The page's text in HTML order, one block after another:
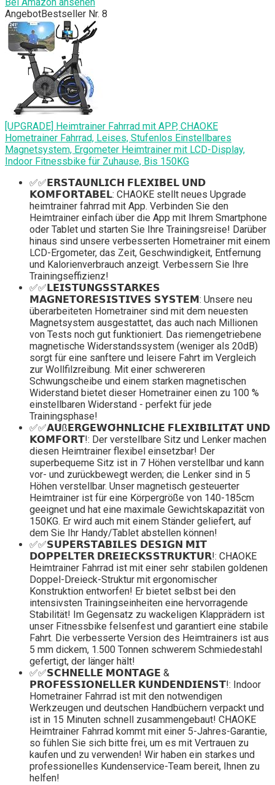
AngebotBestseller Nr. 8
[UPGRADE] Heimtrainer Fahrrad mit APP, CHAOKE
Hometrainer Fahrrad, Leises, Stufenlos Einstellbares
Magnetsystem, Ergometer Heimtrainer mit LCD-Display,
Indoor Fitnessbike für Zuhause, Bis 150KG
✅✅𝗘𝗥𝗦𝗧𝗔𝗨𝗡𝗟𝗜𝗖𝗛 𝗙𝗟𝗘𝗫𝗜𝗕𝗘𝗟 𝗨𝗡𝗗
𝗞𝗢𝗠𝗙𝗢𝗥𝗧𝗔𝗕𝗘𝗟: CHAOKE stellt neues Upgrade
heimtrainer fahrrad mit App. Verbinden Sie den
Heimtrainer einfach über die App mit Ihrem Smartphone
oder Tablet und starten Sie Ihre Trainingsreise! Darüber
hinaus sind unsere verbesserten Hometrainer mit einem
LCD-Ergometer, das Zeit, Geschwindigkeit, Entfernung
und Kalorienverbrauch anzeigt. Verbessern Sie Ihre
Trainingseffizienz!
✅✅𝗟𝗘𝗜𝗦𝗧𝗨𝗡𝗚𝗦𝗦𝗧𝗔𝗥𝗞𝗘𝗦
𝗠𝗔𝗚𝗡𝗘𝗧𝗢𝗥𝗘𝗦𝗜𝗦𝗧𝗜𝗩𝗘𝗦 𝗦𝗬𝗦𝗧𝗘𝗠: Unsere neu
überarbeiteten Hometrainer sind mit dem neuesten
Magnetsystem ausgestattet, das auch nach Millionen
von Tests noch gut funktioniert. Das riemengetriebene
magnetische Widerstandssystem (weniger als 20dB)
sorgt für eine sanftere und leisere Fahrt im Vergleich
zur Wollfilzreibung. Mit einer schwereren
Schwungscheibe und einem starken magnetischen
Widerstand bietet dieser Hometrainer einen zu 100 %
einstellbaren Widerstand - perfekt für jede
Trainingsphase!
✅✅𝗔𝗨ß𝗘𝗥𝗚𝗘𝗪𝗢̈𝗛𝗡𝗟𝗜𝗖𝗛𝗘 𝗙𝗟𝗘𝗫𝗜𝗕𝗜𝗟𝗜𝗧𝗔̈𝗧 𝗨𝗡𝗗
𝗞𝗢𝗠𝗙𝗢𝗥𝗧!: Der verstellbare Sitz und Lenker machen
diesen Heimtrainer flexibel einsetzbar! Der
superbequeme Sitz ist in 7 Höhen verstellbar und kann
vor- und zurückbewegt werden; die Lenker sind in 5
Höhen verstellbar. Unser magnetisch gesteuerter
Heimtrainer ist für eine Körpergröße von 140-185cm
geeignet und hat eine maximale Gewichtskapazität von
150KG. Er wird auch mit einem Ständer geliefert, auf
dem Sie Ihr Handy/Tablet abstellen können!
✅✅𝗦𝗨𝗣𝗘𝗥𝗦𝗧𝗔𝗕𝗜𝗟𝗘𝗦 𝗗𝗘𝗦𝗜𝗚𝗡 𝗠𝗜𝗧
𝗗𝗢𝗣𝗣𝗘𝗟𝗧𝗘𝗥 𝗗𝗥𝗘𝗜𝗘𝗖𝗞𝗦𝗦𝗧𝗥𝗨𝗞𝗧𝗨𝗥!: CHAOKE
Heimtrainer Fahrrad ist mit einer sehr stabilen goldenen
Doppel-Dreieck-Struktur mit ergonomischer
Konstruktion entworfen! Er bietet selbst bei den
intensivsten Trainingseinheiten eine hervorragende
Stabilität! Im Gegensatz zu wackeligen Klapprädern ist
unser Fitnessbike felsenfest und garantiert eine stabile
Fahrt. Die verbesserte Version des Heimtrainers ist aus
5 mm dickem, 1.500 Tonnen schwerem Schmiedestahl
gefertigt, der länger hält!
✅✅𝗦𝗖𝗛𝗡𝗘𝗟𝗟𝗘 𝗠𝗢𝗡𝗧𝗔𝗚𝗘 &
𝗣𝗥𝗢𝗙𝗘𝗦𝗦𝗜𝗢𝗡𝗘𝗟𝗟𝗘𝗥 𝗞𝗨𝗡𝗗𝗘𝗡𝗗𝗜𝗘𝗡𝗦𝗧!: Indoor
Hometrainer Fahrrad ist mit den notwendigen
Werkzeugen und deutschen Handbüchern verpackt und
ist in 15 Minuten schnell zusammengebaut! CHAOKE
Heimtrainer Fahrrad kommt mit einer 5-Jahres-Garantie,
so fühlen Sie sich bitte frei, um es mit Vertrauen zu
kaufen und zu verwenden! Wir haben ein starkes und
professionelles Kundenservice-Team bereit, Ihnen zu
helfen!